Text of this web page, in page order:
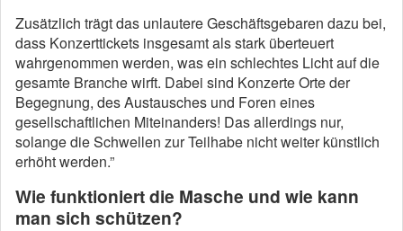
Zusätzlich trägt das unlautere Geschäftsgebaren dazu bei,
dass Konzerttickets insgesamt als stark überteuert
wahrgenommen werden, was ein schlechtes Licht auf die
gesamte Branche wirft. Dabei sind Konzerte Orte der
Begegnung, des Austausches und Foren eines
gesellschaftlichen Miteinanders! Das allerdings nur,
solange die Schwellen zur Teilhabe nicht weiter künstlich
erhöht werden.”
Wie funktioniert die Masche und wie kann
man sich schützen?